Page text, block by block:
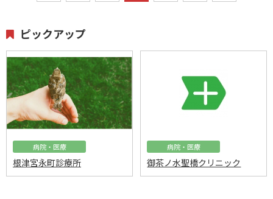
ピックアップ
病院・医療
根津宮永町診療所
病院・医療
御茶ノ水聖橋クリニック